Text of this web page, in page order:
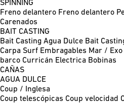
SPINNING
Freno delantero Freno delantero
Carenados
BAIT CASTING
Bait Casting Agua Dulce Bait
Carpa Surf Embragables Mar /
barco Curricán Electrica Bobinas
CAÑAS
AGUA DULCE
Coup / Inglesa
Coup telescópicas Coup velocidad